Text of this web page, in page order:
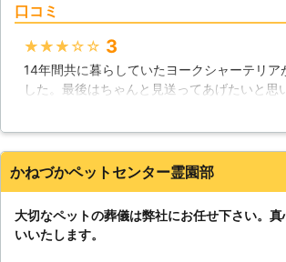
ただいております
したら、できるか
儀をおこなえるよ
かりしてあげるこ
心置きなく、旅立
のはとても辛いこ
に寄り添ってペッ
せていただきます
とがありましたら
口コミ
★★★★★ 3
14年間共に暮らしていたヨークシャーテリア
した。最後はちゃんと見送ってあげたいと思
てこちらにお任せしようということになりま
ます。家族皆、お別れを告げる事ができまし
静岡県 富士市 2016年11月24日
かねづかペットセンター霊園部
大切なペットの葬儀は弊社にお任せ下さい。
いいたします。